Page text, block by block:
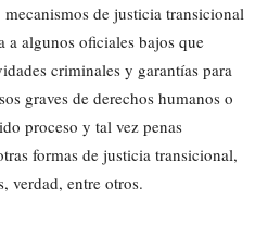
de justicia transicional
a algunos oficiales bajos que
criminales y garantías para
graves de derechos humanos o
proceso y tal vez penas
formas de justicia transicional,
verdad, entre otros.